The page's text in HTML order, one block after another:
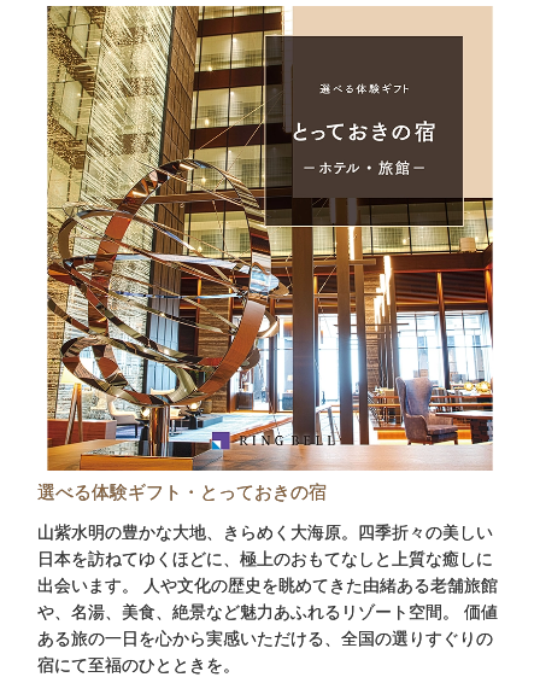
選べる体験ギフト・とっておきの宿
山紫水明の豊かな大地、きらめく大海原。四季折々の美しい
日本を訪ねてゆくほどに、極上のおもてなしと上質な癒しに
出会います。 人や文化の歴史を眺めてきた由緒ある老舗旅館
や、名湯、美食、絶景など魅力あふれるリゾート空間。 価値
ある旅の一日を心から実感いただける、全国の選りすぐりの
宿にて至福のひとときを。